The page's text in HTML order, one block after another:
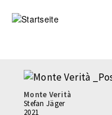
zum
Monte Verità
Stefan Jäger
2021